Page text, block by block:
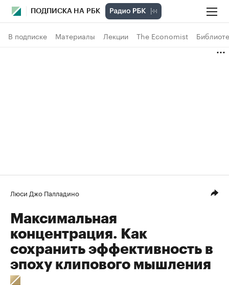
ПОДПИСКА НА РБК
В подписке Материалы Лекции The Economist
Люси Джо Палладино
Максимальная
концентрация. Как
сохранить эффективность в
эпоху клипового мышления